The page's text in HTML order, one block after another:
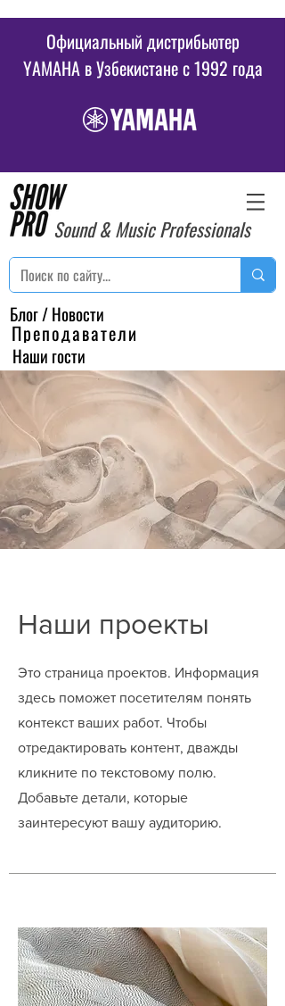
Официальный дистрибьютер
YAMAHA в Узбекистане c 1992 года
Sound & Music Professionals
Блог / Новости
Преподаватели
Наши гости
Наши проекты
Это страница проектов. Информация
здесь поможет посетителям понять
контекст ваших работ. Чтобы
отредактировать контент, дважды
кликните по текстовому полю.
Добавьте детали, которые
заинтересуют вашу аудиторию.